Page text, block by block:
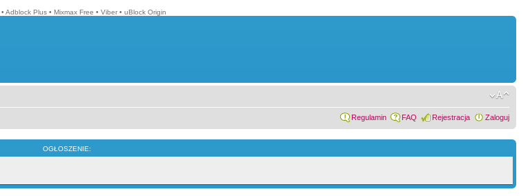
• Adblock Plus • Mixmax Free • Viber • uBlock Origin
Regulamin FAQ Rejestracja Zaloguj
OGŁOSZENIE: